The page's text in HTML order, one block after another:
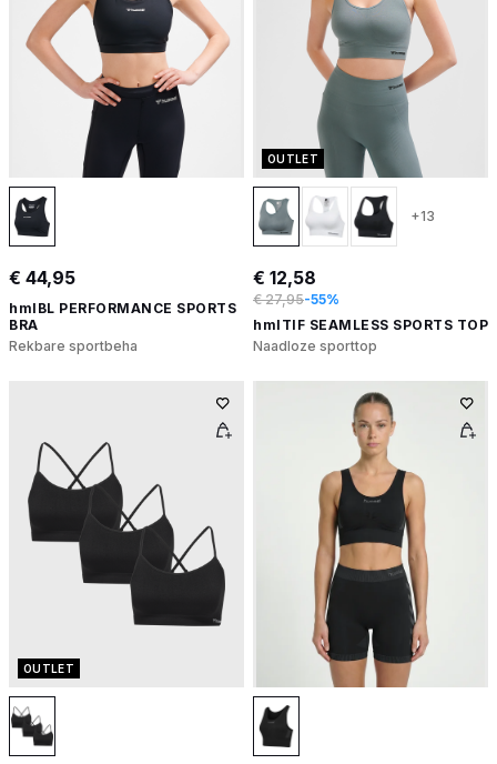
€ 44,95
hmlBL PERFORMANCE SPORTS
BRA
Rekbare sportbeha
OUTLET
+13
€ 12,58
€ 27,95-55%
hmlTIF SEAMLESS SPORTS TOP
Naadloze sporttop
OUTLET